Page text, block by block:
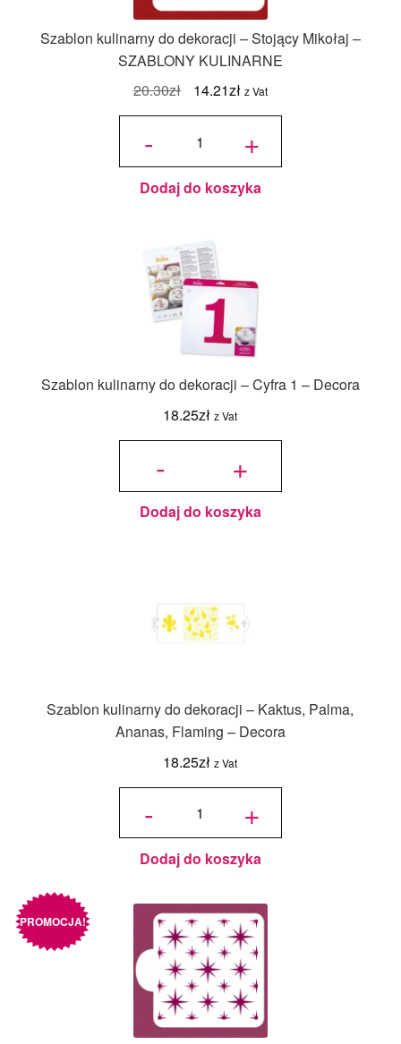
Szablon kulinarny do dekoracji – Stojący Mikołaj –
SZABLONY KULINARNE
20.30zł
Pierwotna
cena
wynosiła:
14.21złAktualna
cena
14.21zł.
z Vat
-
ilość
kulinarny do
dekoracji -
Stojący
Mikołaj -
SZABLONY
KULINARNE
+
Dodaj do koszyka
Szablon kulinarny do dekoracji – Cyfra 1 – Decora
18.25zł z Vat
-
ilość
dekoracji
- Cyfra 1
- Decora +
Dodaj do koszyka
Szablon kulinarny do dekoracji – Kaktus, Palma,
Ananas, Flaming – Decora
18.25zł z Vat
-
ilość
do
dekoracji
Palma,
Ananas,
- Decora
+
Dodaj do koszyka
PROMOCJA!